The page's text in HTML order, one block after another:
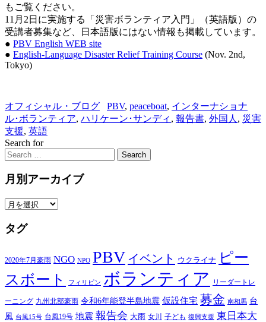
もご覧ください。
11月2日に実施する「災害ボランティア入門」（英語版）の
受講者募集など、日本語版にはない情報も掲載しています。
● PBV English WEB site
● English-Language Disaster Relief Training Course (Nov. 2nd,
Tokyo)
オフィシャル・ブログ PBV, peaceboat, インターナショナ
ル･ボランティア, ハリケーン･サンディ , 報告書, 外国人 , 災害
支援, 英語
Search for
Search
月別アーカイブ
月
ア
イ
ブ
タグ
2020年7月豪雨 NGO NPO PBV イベント ウクライナ ピー
スボート
フィリピン ボランティア リーダートレ
ーニング 九州北部豪雨 令和6年能登半島地震 仮設住宅 募金 南相馬 台
風 台風15号 台風19号 地震 報告会 大雨 女川 子ども 復興支援 東日本大